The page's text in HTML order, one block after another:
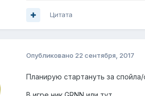
Цитата
Опубликовано 22 сентября, 2017
Планирую стартануть за